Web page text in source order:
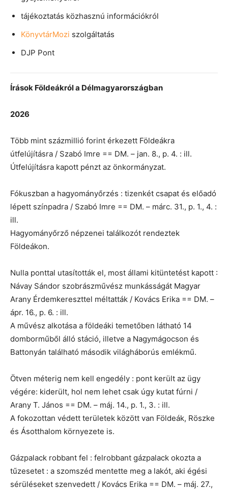
tájékoztatás közhasznú információkról
KönyvtárMozi szolgáltatás
DJP Pont
Írások Földeákról a Délmagyarországban
2026
Több mint százmillió forint érkezett Földeákra
útfelújításra / Szabó Imre == DM. – jan. 8., p. 4. : ill.
Útfelújításra kapott pénzt az önkormányzat.
Fókuszban a hagyományőrzés : tizenkét csapat és előadó
lépett színpadra / Szabó Imre == DM. – márc. 31., p. 1., 4. :
ill.
Hagyományőrző népzenei találkozót rendeztek
Földeákon.
Nulla ponttal utasították el, most állami kitüntetést kapott :
Návay Sándor szobrászművész munkásságát Magyar
Arany Érdemkereszttel méltatták / Kovács Erika == DM. –
ápr. 16., p. 6. : ill.
A művész alkotása a földeáki temetőben látható 14
domborműből álló stáció, illetve a Nagymágocson és
Battonyán található második világháborús emlékmű.
Ötven méterig nem kell engedély : pont került az ügy
végére: kiderült, hol nem lehet csak úgy kutat fúrni /
Arany T. János == DM. – máj. 14., p. 1., 3. : ill.
A fokozottan védett területek között van Földeák, Röszke
és Ásotthalom környezete is.
Gázpalack robbant fel : felrobbant gázpalack okozta a
tűzesetet : a szomszéd mentette meg a lakót, aki égési
sérüléseket szenvedett / Kovács Erika == DM. – máj. 27.,